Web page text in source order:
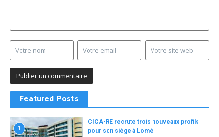
Featured Posts
1
CICA-RE recrute trois nouveaux profils
pour son siège à Lomé